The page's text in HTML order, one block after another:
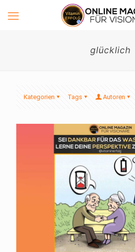
glücklich
Kategorien Tags Autoren